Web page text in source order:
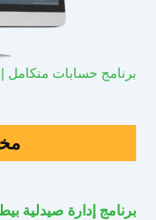
برنامج حسابات متكامل |
برنامج إدارة صيدلية